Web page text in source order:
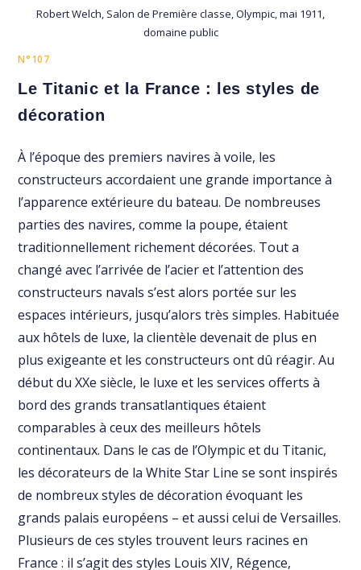
Robert Welch, Salon de Première classe, Olympic, mai 1911,
domaine public
N°107
Le Titanic et la France : les styles de
décoration
À l’époque des premiers navires à voile, les
constructeurs accordaient une grande importance à
l’apparence extérieure du bateau. De nombreuses
parties des navires, comme la poupe, étaient
traditionnellement richement décorées. Tout a
changé avec l’arrivée de l’acier et l’attention des
constructeurs navals s’est alors portée sur les
espaces intérieurs, jusqu’alors très simples. Habituée
aux hôtels de luxe, la clientèle devenait de plus en
plus exigeante et les constructeurs ont dû réagir. Au
début du XXe siècle, le luxe et les services offerts à
bord des grands transatlantiques étaient
comparables à ceux des meilleurs hôtels
continentaux. Dans le cas de l’Olympic et du Titanic,
les décorateurs de la White Star Line se sont inspirés
de nombreux styles de décoration évoquant les
grands palais européens – et aussi celui de Versailles.
Plusieurs de ces styles trouvent leurs racines en
France : il s’agit des styles Louis XIV, Régence,